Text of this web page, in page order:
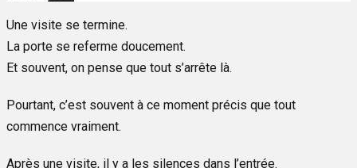
Une visite se termine.
La porte se referme doucement.
Et souvent, on pense que tout s’arrête là.
Pourtant, c’est souvent à ce moment précis que tout
commence vraiment.
Après une visite, il y a les silences dans l’entrée.